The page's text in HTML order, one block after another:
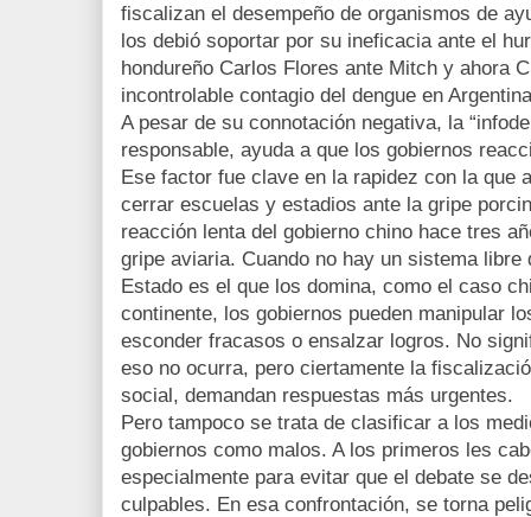
fiscalizan el desempeño de organismos de
los debió soportar por su ineficacia ante el
hondureño Carlos Flores ante Mitch y ahora
incontrolable contagio del dengue en
A pesar de su connotación negativa, la
responsable, ayuda a que los gobiernos
Ese factor fue clave en la rapidez con la que
cerrar escuelas y estadios ante la gripe
reacción lenta del gobierno chino hace tres
gripe aviaria. Cuando no hay un sistema
Estado es el que los domina, como el caso
continente, los gobiernos pueden manipular
esconder fracasos o ensalzar logros. No
eso no ocurra, pero ciertamente la
social, demandan respuestas más urgentes.
Pero tampoco se trata de clasificar a los
gobiernos como malos. A los primeros les
especialmente para evitar que el debate se
culpables. En esa confrontación, se torna